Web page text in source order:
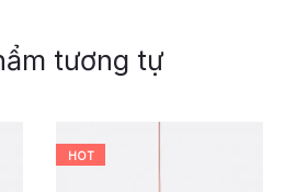
tương tự
HOT